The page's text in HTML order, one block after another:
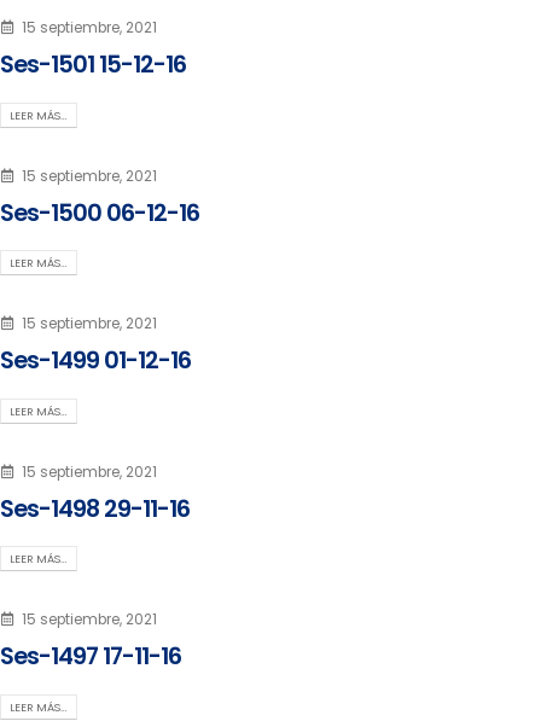
15 septiembre, 2021
Ses-1501 15-12-16
LEER MÁS…
15 septiembre, 2021
Ses-1500 06-12-16
LEER MÁS…
15 septiembre, 2021
Ses-1499 01-12-16
LEER MÁS…
15 septiembre, 2021
Ses-1498 29-11-16
LEER MÁS…
15 septiembre, 2021
Ses-1497 17-11-16
LEER MÁS…